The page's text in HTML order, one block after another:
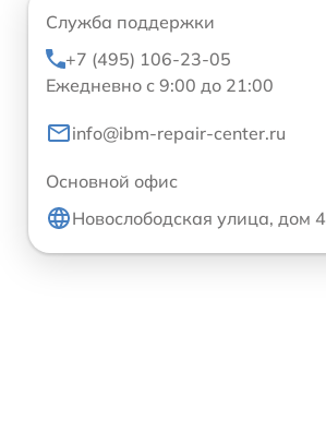
Служба поддержки
+7 (495) 106-23-05
Ежедневно с 9:00 до 21:00
info@ibm-repair-center.ru
Основной офис
Новослободская улица, дом 4